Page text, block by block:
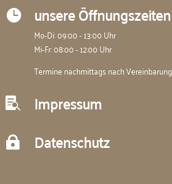
 unsere Öffnungszeiten
Mo-Di: 09:00 - 13:00 Uhr
Mi-Fr: 08:00 - 12:00 Uhr
Termine nachmittags nach Vereinbarung
 Impressum
 Datenschutz